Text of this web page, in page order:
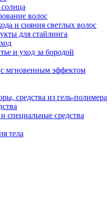
волос
и сияния светлых волос
для стайлинга
и уход за бородой
мгновенным эффектом
средства из гель-полимера
специальные средства
тела